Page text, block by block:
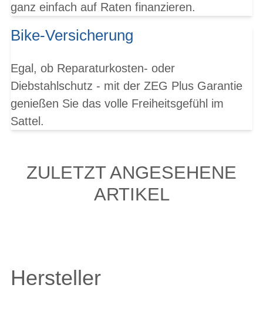
ganz einfach auf Raten finanzieren.
Bike-Versicherung
Egal, ob Reparaturkosten- oder
Diebstahlschutz - mit der ZEG Plus Garantie
genießen Sie das volle Freiheitsgefühl im
Sattel.
ZULETZT ANGESEHENE
ARTIKEL
Hersteller